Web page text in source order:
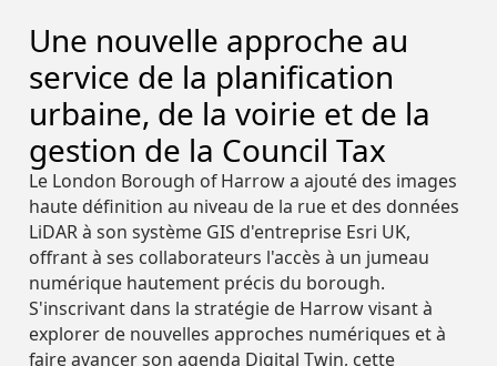
Vidéos
Actualités & Blog
Calendrier Des
Evénements
À Propos De
Nous
Carrières
Calendrier Des
Collectes
PL
Connexion
Demander une
démo
Administration
Publique
Assurance
Infrastructures
Services Publics &
Energie
Télécommunications
Gestion D'actifs
Chaussées Et
Surfaces
Smart City
Évaluation
Fiscale
Sécurité Des
Piétons
Données
Collectées
Actifs
Street Smart
Intégrations &
API
Une nouvelle approche au
service de la planification
urbaine, de la voirie et de la
gestion de la Council Tax
Le London Borough of Harrow a ajouté des images
haute définition au niveau de la rue et des données
LiDAR à son système GIS d'entreprise Esri UK,
offrant à ses collaborateurs l'accès à un jumeau
numérique hautement précis du borough.
S'inscrivant dans la stratégie de Harrow visant à
explorer de nouvelles approches numériques et à
faire avancer son agenda Digital Twin, cette
Études De Cas
Webinaires &
Vidéos
Actualités & Blog
Calendrier Des
Evénements
Consultez les
informations de
notre entreprise
À Propos De
Nous
Contact
FR
Connexion
Demander une
démo
Construction Et
Ingénierie
Administration
Publique
Assurance
Infrastructures
Services Publics &
Energie
Gestion D'actifs
Chaussées Et
Surfaces
Smart City
Évaluation
Fiscale
Données
Collectées
Actifs
Street Smart
Intégrations &
Études De Cas
Webinaires &
Vidéos
Actualités & Blog
Calendrier Des
Evénements
Consultez les
informations de
notre entreprise
À Propos De
Nous
Contact
FR
Connexion
Demander une
démo
Construction Et
Ingénierie
Administration
Publique
Assurance
Infrastructures
Services Publics &
Energie
Gestion D'actifs
Chaussées Et
Surfaces
Smart City
Évaluation
Fiscale
Données
Collectées
Actifs
Street Smart
Intégrations &